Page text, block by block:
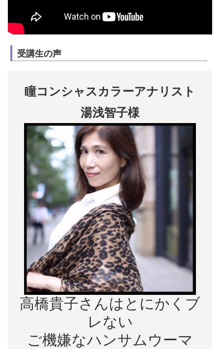
受講生の声
瞳コンシャスカラーアナリスト
湯浅智子様
高橋貴子さんはとにかくブ
レない
ご機嫌なハンサムウーマ